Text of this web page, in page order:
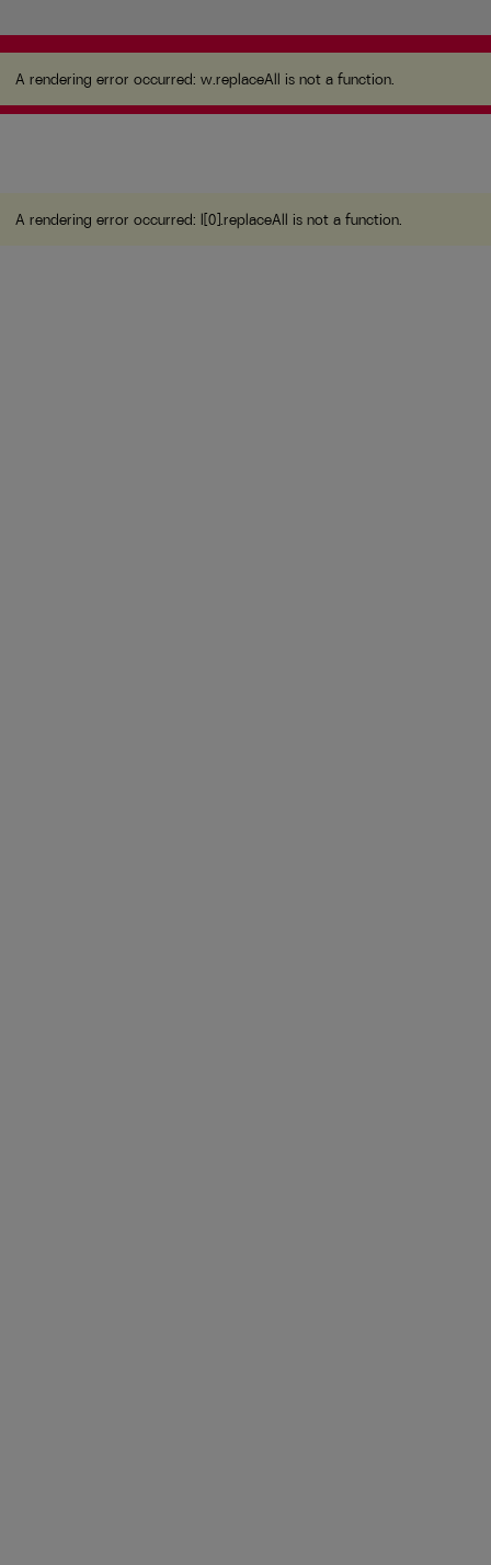
A rendering error occurred:w.replaceAll is not a
function.
A rendering error occurred: w.replaceAll is not a function.
A rendering error occurred: l[0].replaceAll is not a function.